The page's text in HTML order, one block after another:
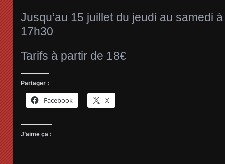
Jusqu’au 15 juillet du jeudi au samedi
17h30
Tarifs à partir de 18€
Partager :
Facebook X
J’aime ça :